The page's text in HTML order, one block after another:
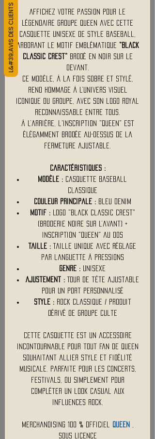
Affichez votre passion pour le
légendaire groupe Queen avec cette
casquette unisexe de style baseball,
arborant le motif emblématique
"Black
Classic Crest"brodé en noir sur le
devant.
Ce modèle, à la fois sobre et stylé,
rend hommage à l’univers visuel
iconique du groupe, avec son logo royal
reconnaissable entre tous.
À l’arrière, l'inscription "QUEEN" est
élégamment brodée au-dessus de la
fermeture ajustable.
Caractéristiques :
Modèle : Casquette baseball
classique
Couleur principale :Bleu denim
Motif :Logo "Black Classic Crest"
(broderie noire sur l’avant) +
inscription "QUEEN" au dos
Taille : Taille unique avec réglage
par languette à pressions
Genre : Unisexe
Ajustement : Tour de tête ajustable
pour un port personnalisé
Style :Rock classique / produit
dérivé de groupe culte
Cette casquette est un accessoire
incontournable pour tout fan de Queen
souhaitant allier style et fidélité
musicale. Parfaite pour les concerts,
festivals, ou simplement pour
compléter un look casual aux
influences rock.
Merchandising 100 % Officiel QUEEN
Sous Licence
L&#39;AVIS DES CLIENTS